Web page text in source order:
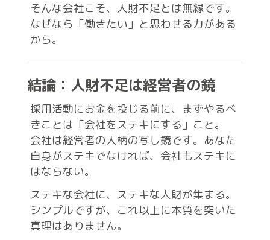
そんな会社こそ、人財不足とは無縁です。
なぜなら「働きたい」と思わせる力がある
から。
結論：人財不足は経営者の鏡
採用活動にお金を投じる前に、まずやるべ
きことは「会社をステキにする」こと。
会社は経営者の人柄の写し鏡です。あなた
自身がステキでなければ、会社もステキに
はならない。
ステキな会社に、ステキな人財が集まる。
シンプルですが、これ以上に本質を突いた
真理はありません。